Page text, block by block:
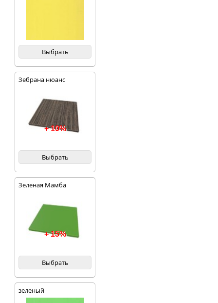
Выбрать
Зебрана нюанс
+ 10%
Выбрать
Зеленая Мамба
+ 15%
Выбрать
зеленый